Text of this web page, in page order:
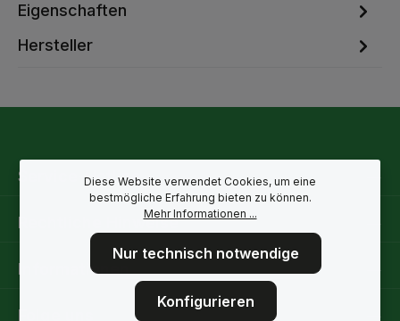
Eigenschaften
Hersteller
Service-Hotline
Rechtliche Hinweise
Informationen
Folge uns
Diese Website verwendet Cookies, um eine
bestmögliche Erfahrung bieten zu können.
Mehr Informationen ...
Nur technisch notwendige
Konfigurieren